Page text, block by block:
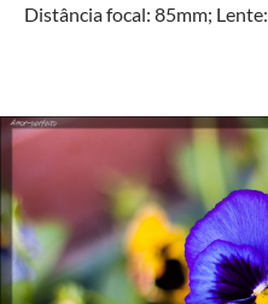
Dis­tân­cia focal: 85mm; Lente: